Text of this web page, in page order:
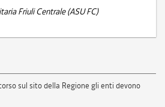
Friuli Centrale (ASU FC)
sul sito della Regione gli enti devono